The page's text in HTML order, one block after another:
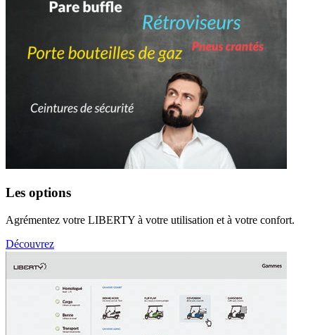
Les options
Agrémentez votre LIBERTY à votre utilisation et à votre confort.
Découvrez